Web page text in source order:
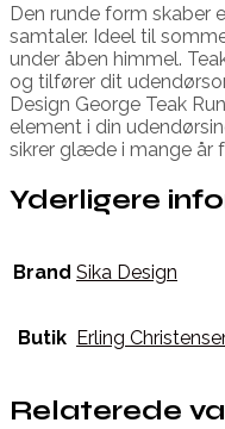
Den runde form
samtaler. Ideel til
under åben himmel.
og tilfører dit
Design George Teak
element i din
sikrer glæde i mange år
Yderligere
Brand Sika Design
Butik Erling
Relaterede